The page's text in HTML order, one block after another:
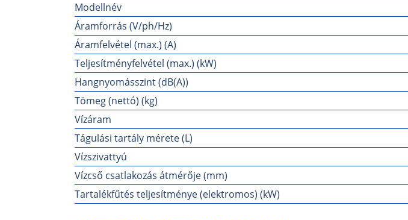
Modellnév
Áramforrás (V/ph/Hz)
Áramfelvétel (max.) (A)
Teljesítményfelvétel (max.) (kW)
Hangnyomásszint (dB(A))
Tömeg (nettó) (kg)
Vízáram
Tágulási tartály mérete (L)
Vízszivattyú
Vízcső csatlakozás átmérője (mm)
Tartalékfűtés teljesítménye (elektromos) (kW)